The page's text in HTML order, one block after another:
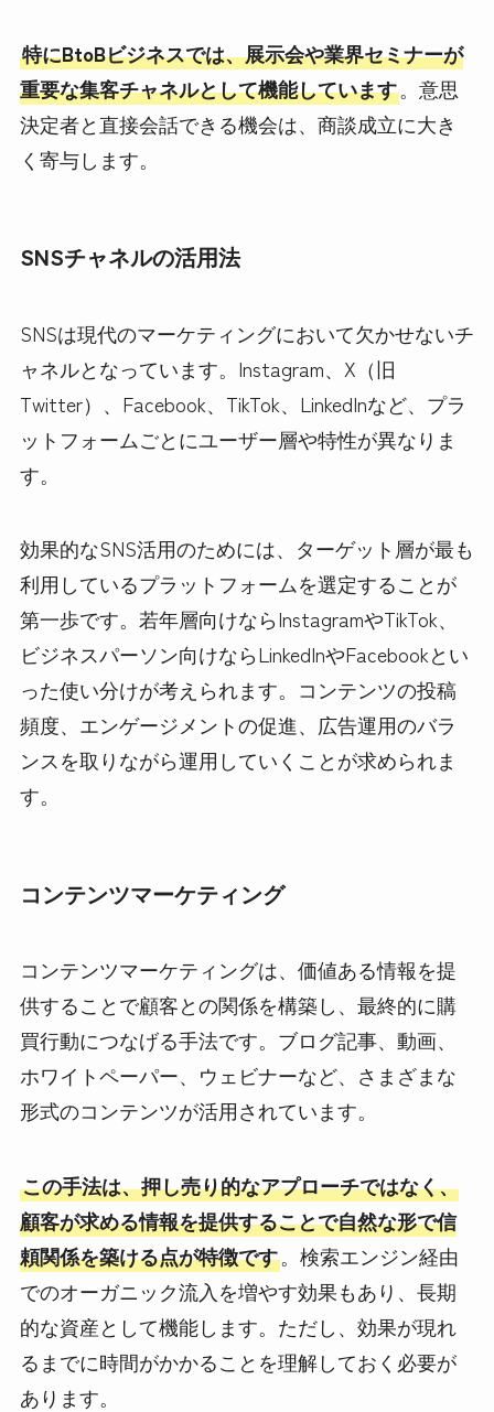
特にBtoBビジネスでは、展示会や業界セミナーが
重要な集客チャネルとして機能しています。意思
決定者と直接会話できる機会は、商談成立に大き
く寄与します。
SNSチャネルの活用法
SNSは現代のマーケティングにおいて欠かせないチ
ャネルとなっています。Instagram、X（旧
Twitter）、Facebook、TikTok、LinkedInなど、プラ
ットフォームごとにユーザー層や特性が異なりま
す。
効果的なSNS活用のためには、ターゲット層が最も
利用しているプラットフォームを選定することが
第一歩です。若年層向けならInstagramやTikTok、
ビジネスパーソン向けならLinkedInやFacebookとい
った使い分けが考えられます。コンテンツの投稿
頻度、エンゲージメントの促進、広告運用のバラ
ンスを取りながら運用していくことが求められま
す。
コンテンツマーケティング
コンテンツマーケティングは、価値ある情報を提
供することで顧客との関係を構築し、最終的に購
買行動につなげる手法です。ブログ記事、動画、
ホワイトペーパー、ウェビナーなど、さまざまな
形式のコンテンツが活用されています。
この手法は、押し売り的なアプローチではなく、
顧客が求める情報を提供することで自然な形で信
頼関係を築ける点が特徴です。検索エンジン経由
でのオーガニック流入を増やす効果もあり、長期
的な資産として機能します。ただし、効果が現れ
るまでに時間がかかることを理解しておく必要が
あります。